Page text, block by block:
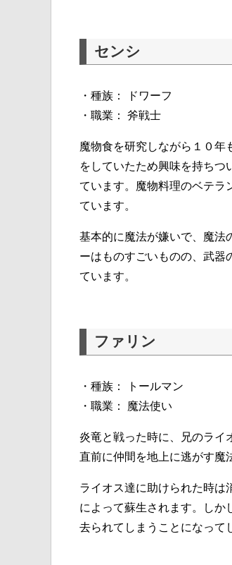
センシ
・種族： ドワーフ
・職業： 斧戦士
魔物食を研究しながら１０年
をしていたため興味を持ちつ
ています。魔物料理のベテラ
ています。
基本的に魔法が嫌いで、魔法
ーはものすごいものの、武器
ています。
ファリン
・種族： トールマン
・職業： 魔法使い
炎竜と戦った時に、兄のライ
直前に仲間を地上に逃がす魔
ライオス達に助けられた時は
によって蘇生されます。しか
去られてしまうことになって